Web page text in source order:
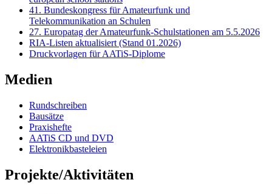
41. Bundeskongress für Amateurfunk und
Telekommunikation an Schulen
27. Europatag der Amateurfunk-Schulstationen am 5.5.2026
RIA-Listen aktualisiert (Stand 01.2026)
Druckvorlagen für AATiS-Diplome
Medien
Rundschreiben
Bausätze
Praxishefte
AATiS CD und DVD
Elektronikbasteleien
Projekte/Aktivitäten